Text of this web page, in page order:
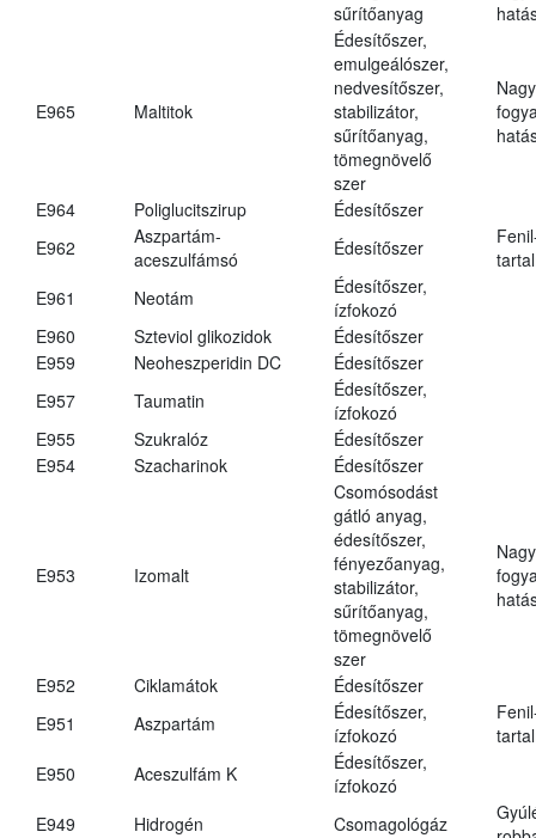
sűrítőanyag
E965 Maltitok
Édesítőszer,
emulgeálószer,
nedvesítőszer,
stabilizátor,
sűrítőanyag,
tömegnövelő
szer
E964 Poliglucitszirup
Édesítőszer
E962
Aszpartám-
aceszulfámsó
Édesítőszer
E961
Neotám
Édesítőszer,
ízfokozó
E960
Szteviol glikozidok
Édesítőszer
E959
Neoheszperidin DC
Édesítőszer
E957
Taumatin
Édesítőszer,
ízfokozó
E955
Szukralóz
Édesítőszer
E954
Szacharinok Édesítőszer
E953 Izomalt
Csomósodást
gátló anyag,
édesítőszer,
fényezőanyag,
stabilizátor,
sűrítőanyag,
tömegnövelő
szer
E952 Ciklamátok
Édesítőszer
E951
Aszpartám
Édesítőszer,
ízfokozó
E950
Aceszulfám K
Édesítőszer,
ízfokozó
E949
Hidrogén Csomagológáz